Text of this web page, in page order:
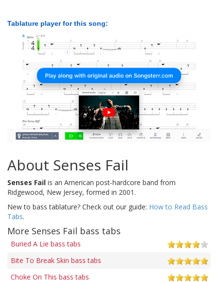
Tablature player for this song:
About Senses Fail
Senses Fail is an American post-hardcore band from
Ridgewood, New Jersey, formed in 2001.
New to bass tablature? Check out our guide: How to Read Bass
Tabs.
More Senses Fail bass tabs
Buried A Lie bass tabs
Bite To Break Skin bass tabs
Choke On This bass tabs